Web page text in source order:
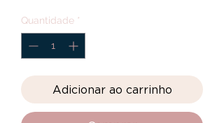
Quantidade *
Adicionar ao carrinho